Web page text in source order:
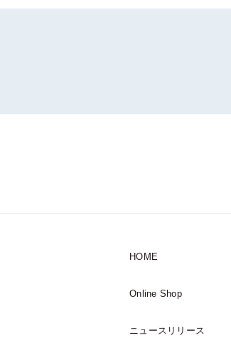
HOME
Online Shop
ニュースリリース